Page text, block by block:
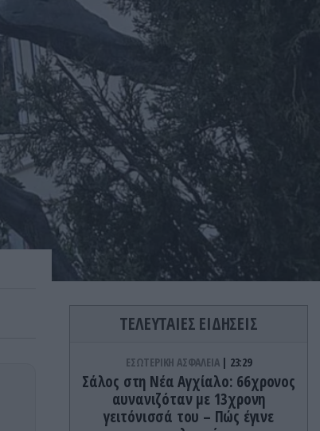
ΤΕΛΕΥΤΑΙΕΣ ΕΙΔΗΣΕΙΣ
ΕΣΩΤΕΡΙΚΗ ΑΣΦΑΛΕΙΑ 23:29
Σάλος στη Νέα Αγχίαλο: 66χρονος
αυνανιζόταν με 13χρονη
γειτόνισσά του – Πώς έγινε